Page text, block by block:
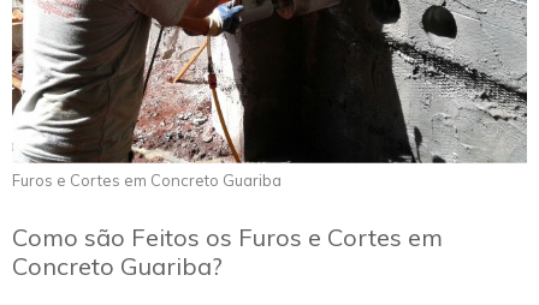
Furos e Cortes em Concreto Guariba
Como são Feitos os Furos e Cortes em
Concreto Guariba?